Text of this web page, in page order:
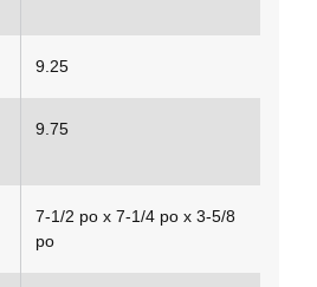
9.25
9.75
7-1/2 po x 7-1/4 po x 3-5/8
po